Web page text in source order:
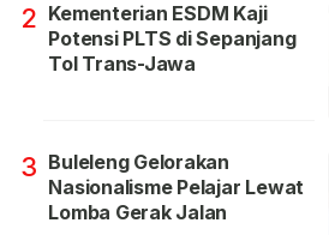
2 Kementerian ESDM Kaji
Potensi PLTS di Sepanjang
Tol Trans-Jawa
3 Buleleng Gelorakan
Nasionalisme Pelajar Lewat
Lomba Gerak Jalan